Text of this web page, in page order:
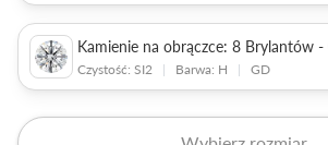
Kamienie na obrączce: 8 Brylantów
Czystość: SI2 | Barwa: H | GD